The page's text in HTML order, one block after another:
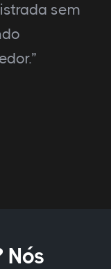
sem
Nós